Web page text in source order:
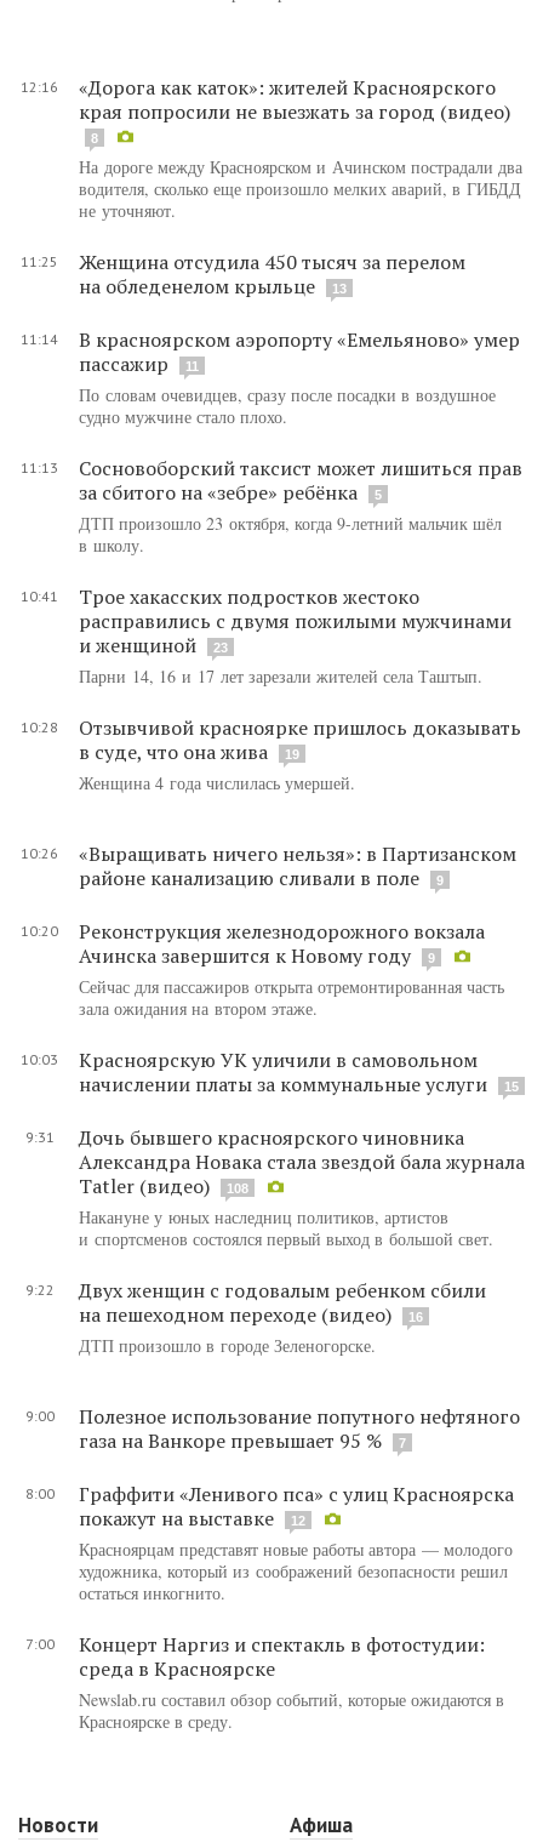
12:16
«Дорога как каток»: жителей Красноярского
края попросили не выезжать за город (видео)
8
На дороге между Красноярском и Ачинском пострадали два
водителя, сколько еще произошло мелких аварий, в ГИБДД
не уточняют.
11:25
Женщина отсудила 450 тысяч за перелом
на обледенелом крыльце
13
11:14
В красноярском аэропорту «Емельяново» умер
пассажир
11
По словам очевидцев, сразу после посадки в воздушное
судно мужчине стало плохо.
11:13
Сосновоборский таксист может лишиться прав
за сбитого на «зебре» ребёнка
5
ДТП произошло 23 октября, когда 9-летний мальчик шёл
в школу.
10:41
Трое хакасских подростков жестоко
расправились с двумя пожилыми мужчинами
и женщиной
23
Парни 14, 16 и 17 лет зарезали жителей села Таштып.
10:28
Отзывчивой красноярке пришлось доказывать
в суде, что она жива
19
Женщина 4 года числилась умершей.
10:26
«Выращивать ничего нельзя»: в Партизанском
районе канализацию сливали в поле
9
10:20
Реконструкция железнодорожного вокзала
Ачинска завершится к Новому году
9
Сейчас для пассажиров открыта отремонтированная часть
зала ожидания на втором этаже.
10:03
Красноярскую УК уличили в самовольном
начислении платы за коммунальные услуги
15
9:31
Дочь бывшего красноярского чиновника
Александра Новака стала звездой бала журнала
Tatler (видео)
108
Накануне у юных наследниц политиков, артистов
и спортсменов состоялся первый выход в большой свет.
9:22
Двух женщин с годовалым ребенком сбили
на пешеходном переходе (видео)
16
ДТП произошло в городе Зеленогорске.
9:00
Полезное использование попутного нефтяного
газа на Ванкоре превышает 95 %
7
8:00
Граффити «Ленивого пса» с улиц Красноярска
покажут на выставке
12
Красноярцам представят новые работы автора — молодого
художника, который из соображений безопасности решил
остаться инкогнито.
7:00
Концерт Наргиз и спектакль в фотостудии:
среда в Красноярске
Newslab.ru составил обзор событий, которые ожидаются в
Красноярске в среду.
Новости
Афиша